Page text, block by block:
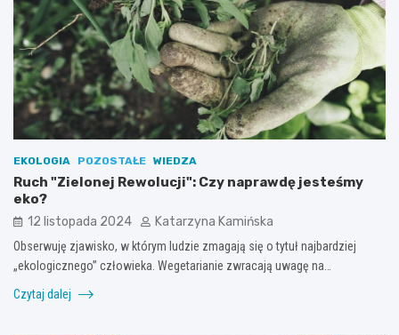
EKOLOGIA POZOSTAŁE WIEDZA
Ruch "Zielonej Rewolucji": Czy naprawdę jesteśmy
eko?
12 listopada 2024 Katarzyna Kamińska
Obserwuję zjawisko, w którym ludzie zmagają się o tytuł najbardziej
„ekologicznego” człowieka. Wegetarianie zwracają uwagę na…
Czytaj dalej